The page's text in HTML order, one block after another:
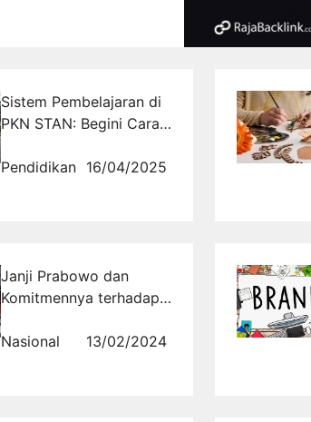
Sistem Pembelajaran di
PKN STAN: Begini Cara
Kerja!
Pendidikan 16/04/2025
Janji Prabowo dan
Komitmennya terhadap
Akankah Publik
Nasional 13/02/2024